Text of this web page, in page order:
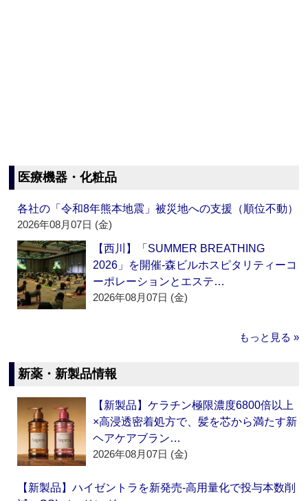
医療機器・化粧品
各社の「令和8年熊本地震」被災地への支援（順位不動）
2026年08月07日 (金)
【西川】「SUMMER BREATHING
2026」を開催‐森ビルホスピタリティーコ
ーポレーションとエステ…
2026年08月07日 (金)
もっと見る »
新薬・新製品情報
【新製品】ケラチン極限濃度6800倍以上
×高浸透密着処方で、髪を芯から満たす新
ヘアケアブラン…
2026年08月07日 (金)
【新製品】ハイゼントラを新発売‐高用量化で投与本数削